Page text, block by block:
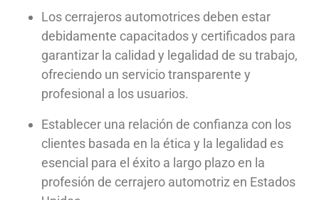
Los cerrajeros automotrices deben estar
debidamente capacitados y certificados para
garantizar la calidad y legalidad de su trabajo,
ofreciendo un servicio transparente y
profesional a los usuarios.
Establecer una relación de confianza con los
clientes basada en la ética y la legalidad es
esencial para el éxito a largo plazo en la
profesión de cerrajero automotriz en Estados